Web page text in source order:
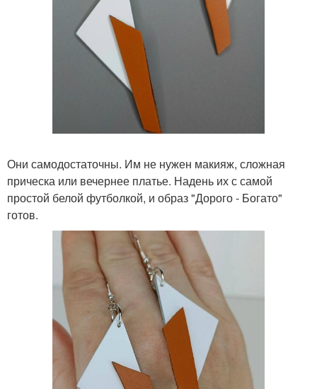
Они самодостаточны. Им не нужен макияж, сложная
прическа или вечернее платье. Надень их с самой
простой белой футболкой, и образ "Дорого - Богато"
готов.